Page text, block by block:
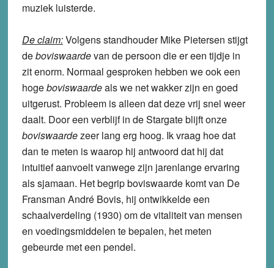
muziek luisterde.
De claim:Volgens standhouder Mike Pietersen stijgt
deboviswaardevan de persoon die er een tijdje in
zit enorm. Normaal gesproken hebben we ook een
hogeboviswaardeals we net wakker zijn en goed
uitgerust. Probleem is alleen dat deze vrij snel weer
daalt. Door een verblijf in de Stargate blijft onze
boviswaardezeer lang erg hoog. Ik vraag hoe dat
dan te meten is waarop hij antwoord dat hij dat
intuitief aanvoelt vanwege zijn jarenlange ervaring
als sjamaan. Het begrip boviswaarde komt van De
Fransman André Bovis, hij ontwikkelde een
schaalverdeling (1930) om de vitaliteit van mensen
en voedingsmiddelen te bepalen, het meten
gebeurde met een pendel.